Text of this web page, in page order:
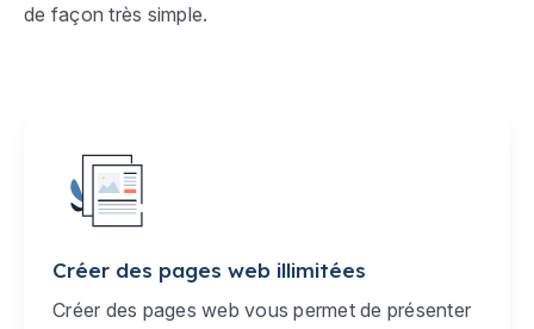
de façon très simple.
Créer des pages web illimitées
Créer des pages web vous permet de présenter